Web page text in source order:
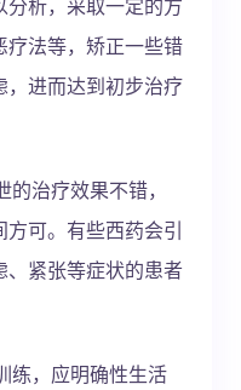
疗法等，矫正一些错
进而达到初步治疗
治疗效果不错，
可。有些西药会引
紧张等症状的患者
练，应明确性生活